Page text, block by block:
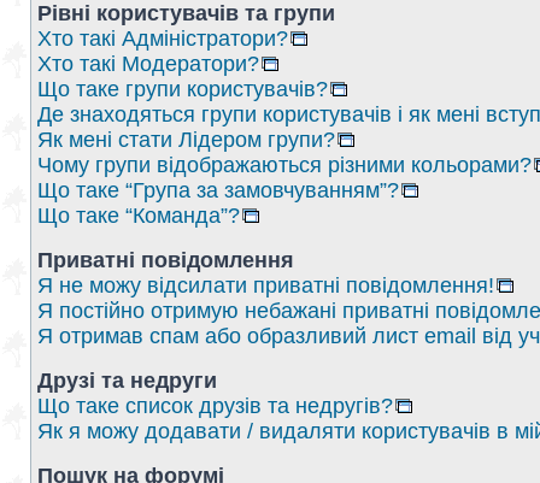
Рівні користувачів та групи
Хто такі Адміністратори?
Хто такі Модератори?
Що таке групи користувачів?
Де знаходяться групи користувачів і як мені
Як мені стати Лідером групи?
Чому групи відображаються різними кольорами?
Що таке “Група за замовчуванням”?
Що таке “Команда”?
Приватні повідомлення
Я не можу відсилати приватні повідомлення!
Я постійно отримую небажані приватні
Я отримав спам або образливий лист email від
Друзі та недруги
Що таке список друзів та недругів?
Як я можу додавати / видаляти користувачів в
Пошук на форумі